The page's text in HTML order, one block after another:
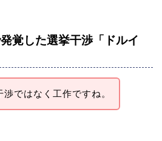
覚した選挙干渉「ドルイ
渉ではなく工作ですね。